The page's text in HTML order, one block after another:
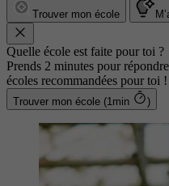
Trouver mon école
Quelle école est faite pour toi ?
Prends 2 minutes pour
écoles recommandées pour toi !
Trouver mon école (1min )